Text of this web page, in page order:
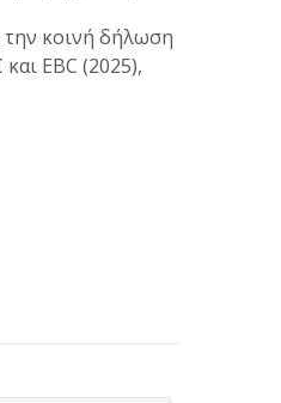
την κοινή δήλωση
EBC (2025),